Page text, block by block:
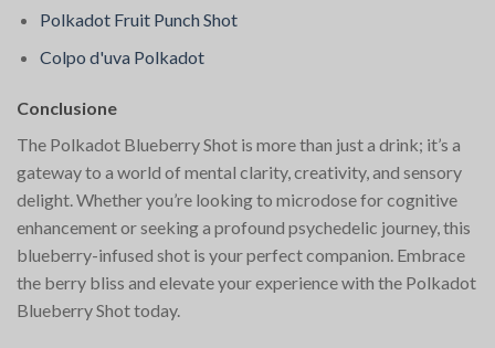
Polkadot Fruit Punch Shot
Colpo d'uva Polkadot
Conclusione
The Polkadot Blueberry Shot is more than just a drink; it’s a
gateway to a world of mental clarity, creativity, and sensory
delight. Whether you’re looking to microdose for cognitive
enhancement or seeking a profound psychedelic journey, this
blueberry-infused shot is your perfect companion. Embrace
the berry bliss and elevate your experience with the Polkadot
Blueberry Shot today.